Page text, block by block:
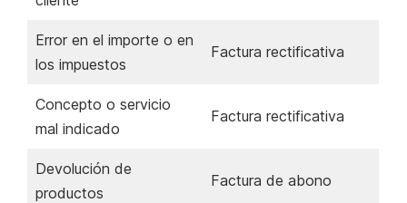
Error en el importe o en
los impuestos
Factura rectificativa
Concepto o servicio
mal indicado
Factura rectificativa
Devolución de
productos
Factura de abono